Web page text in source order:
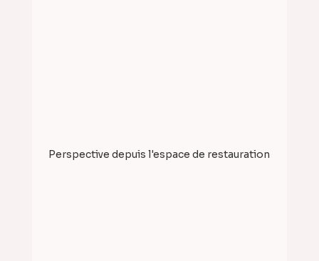
Perspective depuis l'espace de restauration